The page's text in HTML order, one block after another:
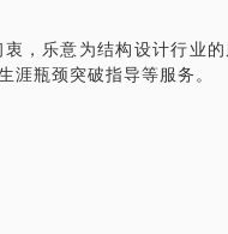
，乐意为结构设计行业
涯瓶颈突破指导等服务。